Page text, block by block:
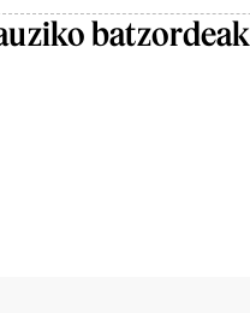
batzordeak